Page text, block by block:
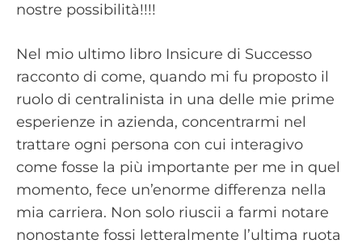
nostre possibilità!!!!
Nel mio ultimo libro Insicure di Successo
racconto di come, quando mi fu proposto il
ruolo di centralinista in una delle mie prime
esperienze in azienda, concentrarmi nel
trattare ogni persona con cui interagivo
come fosse la più importante per me in quel
momento, fece un’enorme differenza nella
mia carriera. Non solo riuscii a farmi notare
nonostante fossi letteralmente l’ultima ruota